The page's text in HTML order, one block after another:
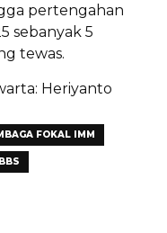
pertengahan
sebanyak 5
tewas.
Heriyanto
FOKAL IMM